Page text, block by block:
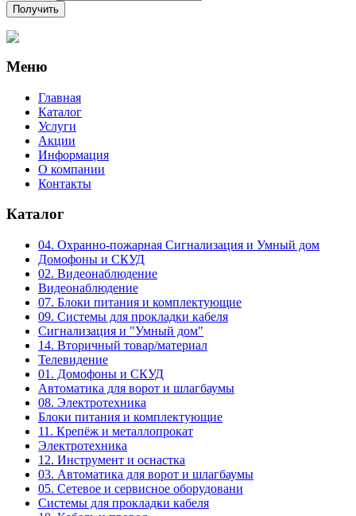
Получить
Меню
Главная
Каталог
Услуги
Акции
Информация
О компании
Контакты
Каталог
04. Охранно-пожарная Сигнализация и Умный дом
Домофоны и СКУД
02. Видеонаблюдение
Видеонаблюдение
07. Блоки питания и комплектующие
09. Системы для прокладки кабеля
Сигнализация и "Умный дом"
14. Вторичный товар/материал
Телевидение
01. Домофоны и СКУД
Автоматика для ворот и шлагбаумы
08. Электротехника
Блоки питания и комплектующие
11. Крепёж и металлопрокат
Электротехника
12. Инструмент и оснастка
03. Автоматика для ворот и шлагбаумы
05. Сетевое и сервисное оборудовани
Системы для прокладки кабеля